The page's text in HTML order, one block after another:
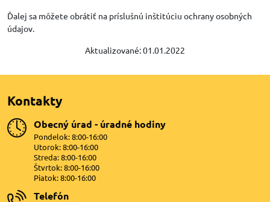
Ďalej sa môžete obrátiť na príslušnú inštitúciu ochrany osobných
údajov.
Aktualizované: 01.01.2022
Kontakty
Obecný úrad - úradné hodiny
Pondelok: 8:00-16:00
Utorok: 8:00-16:00
Streda: 8:00-16:00
Štvrtok: 8:00-16:00
Piatok: 8:00-16:00
Telefón